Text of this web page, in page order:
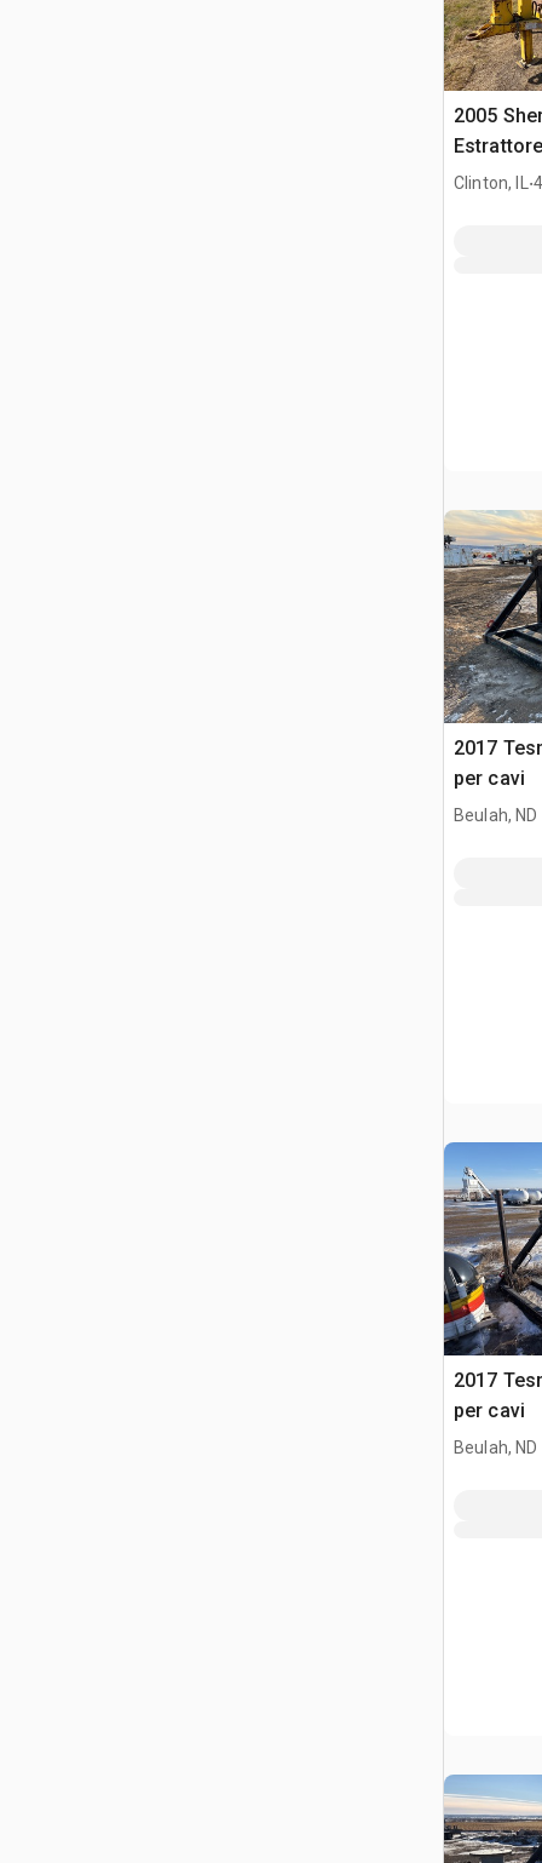
2005
Estrattore
Clinton, IL .
2017
per cavi
Beulah, ND
2017
per cavi
Beulah, ND